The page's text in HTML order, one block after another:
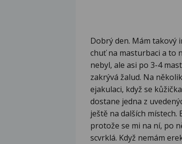
Dobrý den. Mám takový
chuť na masturbaci a to
nebyl, ale asi po 3-4
zakrývá žalud. Na
ejakulaci, když se
dostane jedna z
ještě na dalších
protože se mi na ní, po
scvrklá. Když nemám